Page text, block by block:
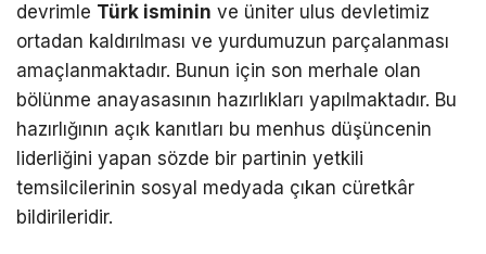
devrimle Türk isminin ve üniter ulus devletimiz
ortadan kaldırılması ve yurdumuzun parçalanması
amaçlanmaktadır. Bunun için son merhale olan
bölünme anayasasının hazırlıkları yapılmaktadır. Bu
hazırlığının açık kanıtları bu menhus düşüncenin
liderliğini yapan sözde bir partinin yetkili
temsilcilerinin sosyal medyada çıkan cüretkâr
bildirileridir.